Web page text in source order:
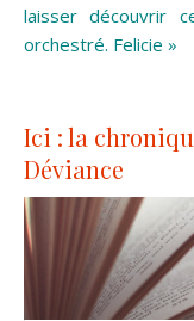
laisser découvrir
orchestré. Felicie »
Ici : la
Déviance